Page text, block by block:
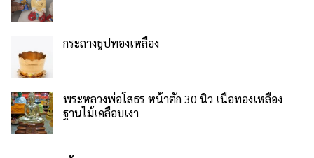
กระถางธูปทองเหลือง
พระหลวงพ่อโสธร หน้าตัก 30 นิ้ว เนื้อทองเหลือง
ฐานไม้เคลือบเงา